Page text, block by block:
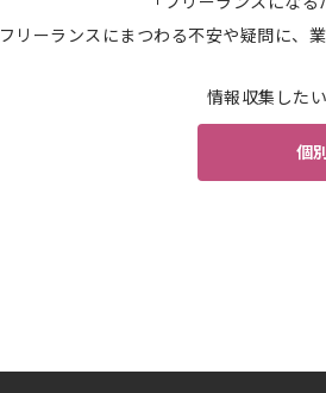
フリーランスにまつわる不安や疑問に、
情報収集した
個